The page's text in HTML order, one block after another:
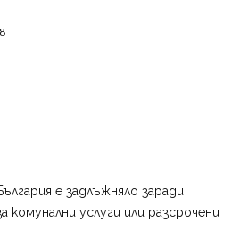
е задлъжняло заради
комунални услуги или разсрочени